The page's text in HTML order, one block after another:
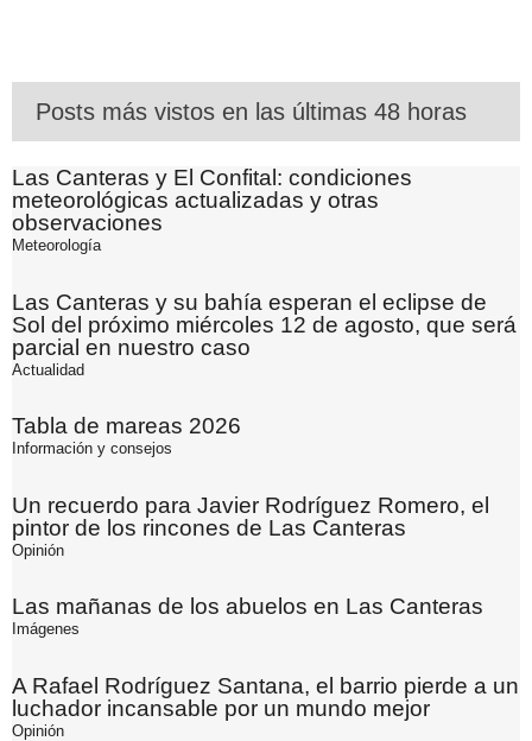
Posts más vistos en las últimas 48 horas
Las Canteras y El Confital: condiciones
meteorológicas actualizadas y otras
observaciones
Meteorología
Las Canteras y su bahía esperan el eclipse de
Sol del próximo miércoles 12 de agosto, que será
parcial en nuestro caso
Actualidad
Tabla de mareas 2026
Información y consejos
Un recuerdo para Javier Rodríguez Romero, el
pintor de los rincones de Las Canteras
Opinión
Las mañanas de los abuelos en Las Canteras
Imágenes
A Rafael Rodríguez Santana, el barrio pierde a un
luchador incansable por un mundo mejor
Opinión